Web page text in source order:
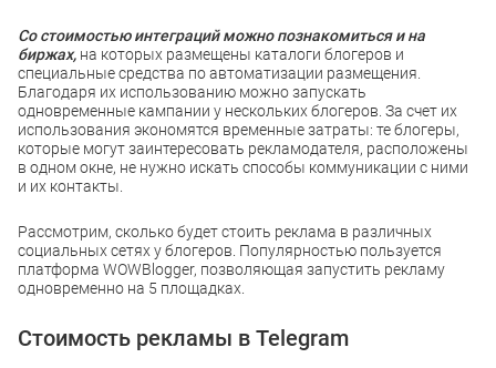
Со стоимостью интеграций можно познакомиться и на
биржах, на которых размещены каталоги блогеров и
специальные средства по автоматизации размещения.
Благодаря их использованию можно запускать
одновременные кампании у нескольких блогеров. За счет их
использования экономятся временные затраты: те блогеры,
которые могут заинтересовать рекламодателя, расположены
в одном окне, не нужно искать способы коммуникации с ними
и их контакты.
Рассмотрим, сколько будет стоить реклама в различных
социальных сетях у блогеров. Популярностью пользуется
платформа WOWBlogger, позволяющая запустить рекламу
одновременно на 5 площадках.
Стоимость рекламы в Telegram